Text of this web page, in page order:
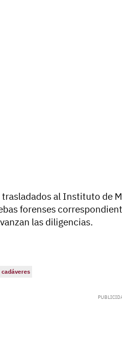
al Instituto de
forenses
las diligencias.
cadáveres